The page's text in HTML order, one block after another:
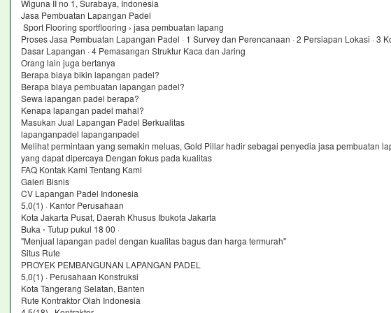
Wiguna II no 1, Surabaya, Indonesia
Jasa Pembuatan Lapangan Padel
Sport Flooring sportflooring › jasa pembuatan lapang
Proses Jasa Pembuatan Lapangan Padel · 1 Survey dan Perencanaan · 2 Persiapan Lokasi · 3
Dasar Lapangan · 4 Pemasangan Struktur Kaca dan Jaring
Orang lain juga bertanya
Berapa biaya bikin lapangan padel?
Berapa biaya pembuatan lapangan padel?
Sewa lapangan padel berapa?
Kenapa lapangan padel mahal?
Masukan Jual Lapangan Padel Berkualitas
lapanganpadel lapanganpadel
Melihat permintaan yang semakin meluas, Gold Pillar hadir sebagai penyedia jasa pembuatan
yang dapat dipercaya Dengan fokus pada kualitas
FAQ Kontak Kami Tentang Kami
Galeri Bisnis
CV Lapangan Padel Indonesia
5,0(1) · Kantor Perusahaan
Kota Jakarta Pusat, Daerah Khusus Ibukota Jakarta
Buka ⋅ Tutup pukul 18 00 ·
"Menjual lapangan padel dengan kualitas bagus dan harga termurah"
Situs Rute
PROYEK PEMBANGUNAN LAPANGAN PADEL
5,0(1) · Perusahaan Konstruksi
Kota Tangerang Selatan, Banten
Rute Kontraktor Olah Indonesia